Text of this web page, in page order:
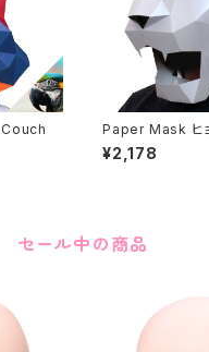
Paper Mask ヒ
¥2,178
セール中の商品